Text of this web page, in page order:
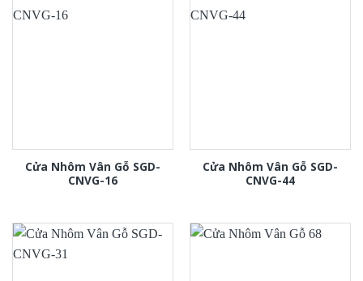
Cửa Nhôm Vân Gỗ SGD-
CNVG-16
Cửa Nhôm Vân Gỗ SGD-
CNVG-44